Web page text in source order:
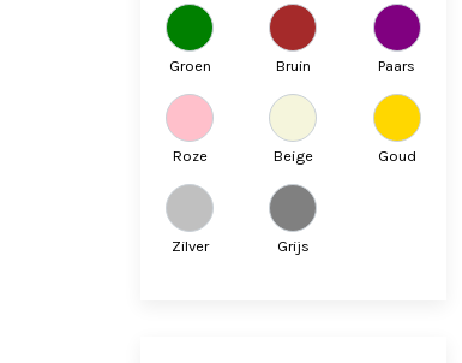
Groen Bruin Paars
Roze Beige Goud
Zilver Grijs